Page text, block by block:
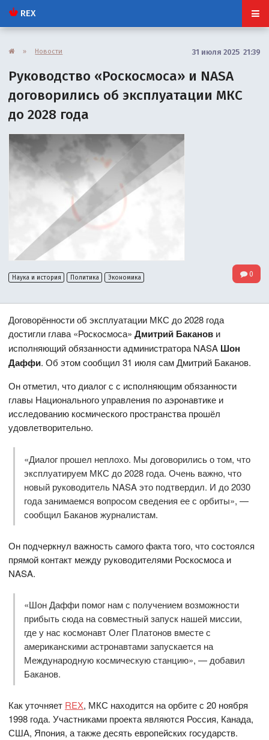
REX
» Новости 31 июля 2025 21:39
Руководство «Роскосмоса» и NASA
договорились об эксплуатации МКС
до 2028 года
Наука и история Политика Экономика 0
Договорённости об эксплуатации МКС до 2028 года
достигли глава «Роскосмоса»Дмитрий Баканов и
исполняющий обязанности администратора NASA Шон
Даффи. Об этом сообщил 31 июля сам Дмитрий Баканов.
Он отметил, что диалог с с исполняющим обязанности
главы Национального управления по аэронавтике и
исследованию космического пространства прошёл
удовлетворительно.
«Диалог прошел неплохо. Мы договорились о том, что
эксплуатируем МКС до 2028 года. Очень важно, что
новый руководитель NASA это подтвердил. И до 2030
года занимаемся вопросом сведения ее с орбиты», —
сообщил Баканов журналистам.
Он подчеркнул важность самого факта того, что состоялся
прямой контакт между руководителями Роскосмоса и
NASA.
«Шон Даффи помог нам с получением возможности
прибыть сюда на совместный запуск нашей миссии,
где у нас космонавт Олег Платонов вместе с
американскими астронавтами запускается на
Международную космическую станцию», — добавил
Баканов.
Как уточняет REX, МКС находится на орбите с 20 ноября
1998 года. Участниками проекта являются Россия, Канада,
США, Япония, а также десять европейских государств.